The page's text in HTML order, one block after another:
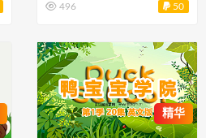
496 50
精华